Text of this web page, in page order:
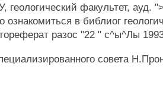
геологический факультет, ауд.
в библиог
разос "22 " с^ы^Лы
совета